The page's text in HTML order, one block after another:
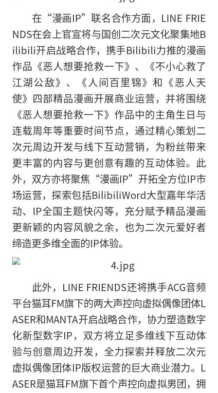
在“漫画IP”联名合作方面，LINE FRIE
NDS在会上官宣将与国创二次元文化聚集地B
ilibili开启战略合作，携手Bilibili力推的漫画
作品《恶人想要抢救一下》、《不小心救了
江湖公敌》、《人间百里锦》和《恶人天
使》四部精品漫画开展商业运营，并将围绕
《恶人想要抢救一下》作品中的主角生日与
连载周年等重要时间节点，通过精心策划二
次元周边开发与线下互动营销，为粉丝带来
更丰富的内容与更创意有趣的互动体验。此
外，双方亦将聚焦“漫画IP”开拓全方位IP市
场运营，探索包括BilibiliWord大型嘉年华活
动、IP全国主题快闪等，充分赋予精品漫画
更新颖的内容风貌之余，也为二次元爱好者
缔造更多维全面的IP体验。
此外，LINE FRIENDS还将携手ACG音频
平台猫耳FM旗下的两大声控向虚拟偶像团体L
ASER和MANTA开启战略合作，协力塑造数字
化新型数字IP，双方将立足多维线下互动体
验与创意周边开发，全力探索并释放二次元
虚拟偶像团体IP版权运营的巨大商业潜力。L
ASER是猫耳FM旗下首个声控向虚拟男团，拥